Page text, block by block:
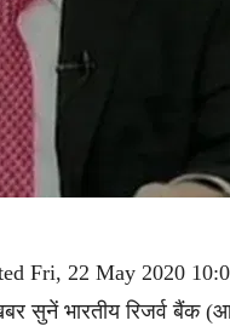
Fri, 22 May 2020
सुनें भारतीय रिजर्व बैंक